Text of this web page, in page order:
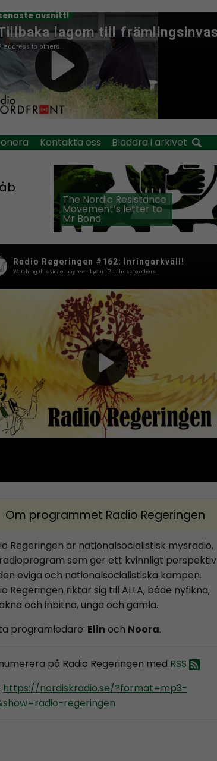
avsnitt!
Kontakta oss Bläddra i arkivet
The Nordic Resistance
Movement’s letter to
Mr Bond
Om programmet Radio Regeringen
Regeringen är nationalsocialistisk mysradio,
som ger ett kvinnligt perspektiv
eviga och nationalsocialistiska kampen.
Regeringen riktar sig till ALLA, både nyfikna,
och inbitna, unga och gamla.
programledare: Elin och Noora.
på Radio Regeringen med RSS
https://nordiskradio.se/?format=mp3-
regeringen